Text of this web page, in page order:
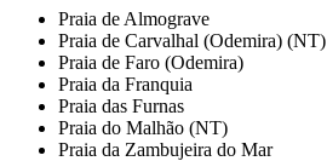
Praia de Almograve
Praia de Carvalhal (Odemira) (NT)
Praia de Faro (Odemira)
Praia da Franquia
Praia das Furnas
Praia do Malhão (NT)
Praia da Zambujeira do Mar